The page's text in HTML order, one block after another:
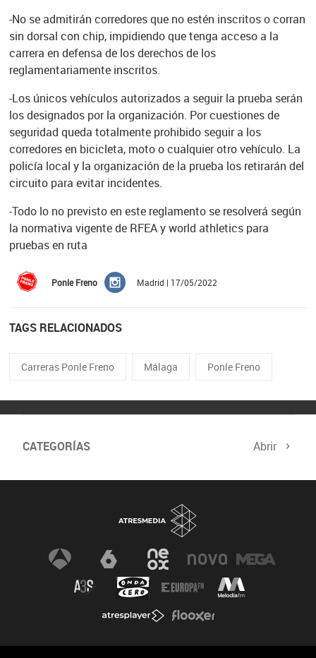
-No se admitirán corredores que no estén inscritos o corran
sin dorsal con chip, impidiendo que tenga acceso a la
carrera en defensa de los derechos de los
reglamentariamente inscritos.
-Los únicos vehículos autorizados a seguir la prueba serán
los designados por la organización. Por cuestiones de
seguridad queda totalmente prohibido seguir a los
corredores en bicicleta, moto o cualquier otro vehículo. La
policía local y la organización de la prueba los retirarán del
circuito para evitar incidentes.
-Todo lo no previsto en este reglamento se resolverá según
la normativa vigente de RFEA y world athletics para
pruebas en ruta
Ponle Freno Madrid | 17/05/2022
TAGS RELACIONADOS
Carreras Ponle Freno Málaga Ponle Freno
CATEGORÍAS Abrir